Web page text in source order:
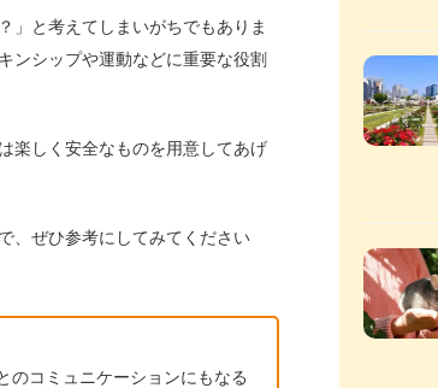
」と考えてしまいがちでもありま
ンシップや運動などに重要な役割
楽しく安全なものを用意してあげ
、ぜひ参考にしてみてください
のコミュニケーションにもなる